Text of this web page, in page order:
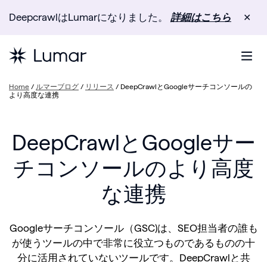
DeepcrawlはLumarになりました。 詳細はこちら ✕
Home / ルマーブログ / リリース / DeepCrawlとGoogleサーチコンソールの
より高度な連携
DeepCrawlとGoogleサー
チコンソールのより高度
な連携
Googleサーチコンソール（GSC)は、SEO担当者の誰も
が使うツールの中で非常に役立つものであるものの十
分に活用されていないツールです。DeepCrawlと共